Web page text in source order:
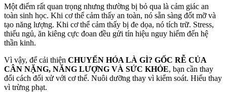
Một điểm rất quan trọng nhưng thường bị bỏ qua là cảm giác an
toàn sinh học. Khi cơ thể cảm thấy an toàn, nó sẵn sàng đốt mỡ và
tạo năng lượng. Khi cơ thể cảm thấy bị đe dọa, nó tích trữ. Stress,
thiếu ngủ, ăn kiêng cực đoan đều gửi tín hiệu nguy hiểm đến hệ
thần kinh.
Vì vậy, để cải thiện CHUYỂN HÓA LÀ GÌ? GỐC RỄ CỦA
CÂN NẶNG, NĂNG LƯỢNG VÀ SỨC KHỎE, bạn cần thay
đổi cách đối xử với cơ thể. Nuôi dưỡng thay vì kiểm soát. Hiểu thay
vì trừng phạt.